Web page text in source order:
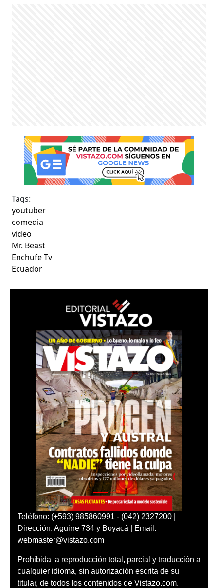
Tags:
youtuber
comedia
video
Mr. Beast
Enchufe Tv
Ecuador
Teléfono: (+593) 985860991 - (042) 2327200 |
Dirección: Aguirre 734 y Boyacá | Email:
webmaster@vistazo.com
Prohibida la reproducción total, parcial y traducción a
cualquier idioma, sin autorización escrita de su
titular, de todos los contenidos de Vistazo.com.